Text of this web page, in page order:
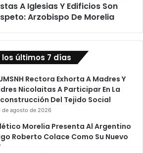
A Iglesias Y Edificios Son
Arzobispo De Morelia
últimos 7 días
Rectora Exhorta A Madres Y
Nicolaitas A Participar En La
Del Tejido Social
de agosto de 2026
Morelia Presenta Al Argentino
Roberto Colace Como Su Nuevo